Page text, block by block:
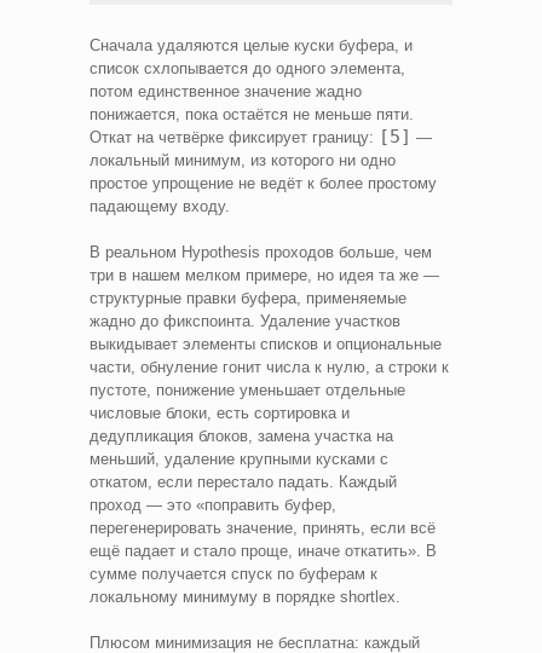
Сначала удаляются целые куски буфера, и
список схлопывается до одного элемента,
потом единственное значение жадно
понижается, пока остаётся не меньше пяти.
Откат на четвёрке фиксирует границу: [5] —
локальный минимум, из которого ни одно
простое упрощение не ведёт к более простому
падающему входу.
В реальном Hypothesis проходов больше, чем
три в нашем мелком примере, но идея та же —
структурные правки буфера, применяемые
жадно до фикспоинта. Удаление участков
выкидывает элементы списков и опциональные
части, обнуление гонит числа к нулю, а строки к
пустоте, понижение уменьшает отдельные
числовые блоки, есть сортировка и
дедупликация блоков, замена участка на
меньший, удаление крупными кусками с
откатом, если перестало падать. Каждый
проход — это «поправить буфер,
перегенерировать значение, принять, если всё
ещё падает и стало проще, иначе откатить». В
сумме получается спуск по буферам к
локальному минимуму в порядке shortlex.
Плюсом минимизация не бесплатна: каждый